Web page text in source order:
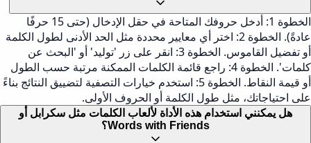
الخطوة 1: أدخل حروفك المتاحة في حقل الإدخال (حتى 15 حرفًا
عادةً). الخطوة 2: اختر أي معايير محددة مثل الحد الأدنى لطول الكلمة
أو تفضيل القاموس. الخطوة 3: انقر على زر 'توليد' أو 'البحث عن
كلمات'. الخطوة 4: راجع قائمة الكلمات الممكنة مرتبة حسب الطول
أو قيمة النقاط. الخطوة 5: استخدم خيارات التصفية لتضييق النتائج بناءً
على احتياجاتك، مثل طول الكلمة أو الحروف الأولى.
هل يمكنني استخدام هذه الأداة لألعاب الكلمات مثل سكرابل أو
Words with Friends؟